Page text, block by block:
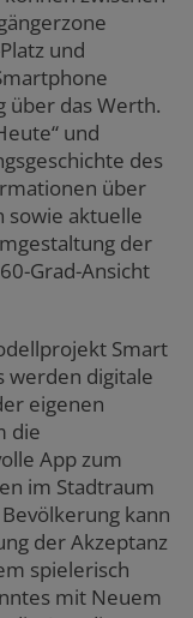
und
über das Werth.
und
des
über
sowie aktuelle
der
Grad-Ansicht
Smart
werden digitale
eigenen
die
App zum
im Stadtraum
kann
der Akzeptanz
spielerisch
mit Neuem